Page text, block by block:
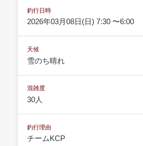
釣行日時
2026年03月08日(日) 7:30 〜6:00
天候
雪のち晴れ
混雑度
30人
釣行理由
チームKCP